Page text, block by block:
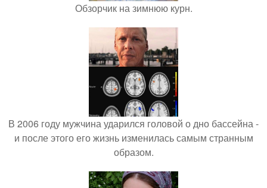
Обзорчик на зимнюю курн.
В 2006 году мужчина ударился головой о дно бассейна -
и после этого его жизнь изменилась самым странным
образом.